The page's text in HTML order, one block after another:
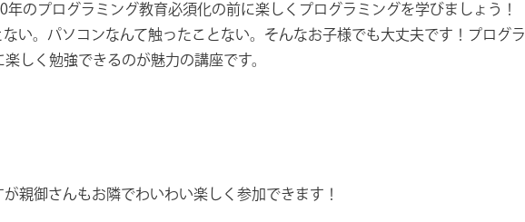
年のプログラミング教育必須化の前に楽しくプログラミングを学びましょう！
い。パソコンなんて触ったことない。そんなお子様でも大丈夫です！プログラ
しく勉強できるのが魅力の講座です。
親御さんもお隣でわいわい楽しく参加できます！